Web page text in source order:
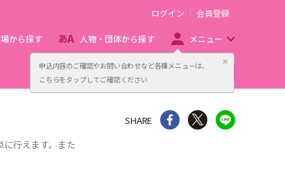
申込内容のご確認やお問い合わせなど各種メニューは、
こちらをタップしてご確認ください
閉じる
ログイン 会員登録
から探す 人物・団体から探す メニュー
主催者向け販売サービス
行えます。また
SHARE シェア Twitter